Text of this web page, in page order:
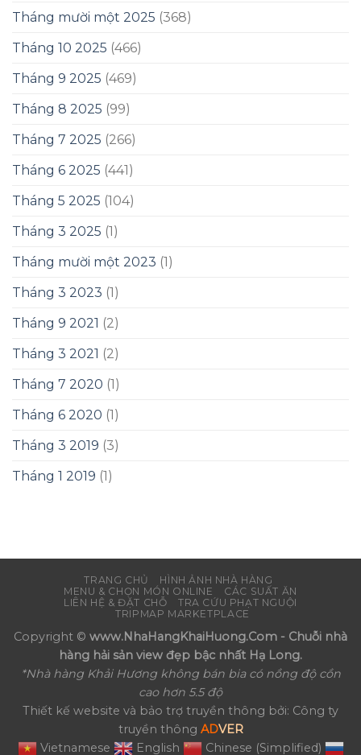
Tháng mười một 2025 (368)
Tháng 10 2025 (466)
Tháng 9 2025 (469)
Tháng 8 2025 (99)
Tháng 7 2025 (266)
Tháng 6 2025 (441)
Tháng 5 2025 (104)
Tháng 3 2025 (1)
Tháng mười một 2023 (1)
Tháng 3 2023 (1)
Tháng 9 2021 (2)
Tháng 3 2021 (2)
Tháng 7 2020 (1)
Tháng 6 2020 (1)
Tháng 3 2019 (3)
Tháng 1 2019 (1)
TRANG CHỦ
HÌNH ẢNH NHÀ HÀNG
MENU & CHỌN MÓN ONLINE
CÁC SUẤT ĂN
LIÊN HỆ & ĐẶT CHỖ
TRA CỨU PHẠT NGUỘI
TRIPMAP MARKETPLACE
Copyright © www.NhaHangKhaiHuong.Com - Chuỗi nhà
hàng hải sản view đẹp bậc nhất Hạ Long.
*Nhà hàng Khải Hương không bán bia có nồng độ cồn
cao hơn 5.5 độ
Thiết kế website và bảo trợ truyền thông bởi: Công ty
truyền thông ADVER
Vietnamese
English Chinese (Simplified)